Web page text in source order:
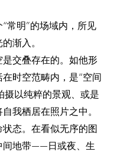
常明”的场域内，所见
渐入。
交叠存在的。如他形
时空范畴内，是“空间
摄以纯粹的景观、或是
我栖居在照片之中。
态。在看似无序的图
间地带——日或夜、生